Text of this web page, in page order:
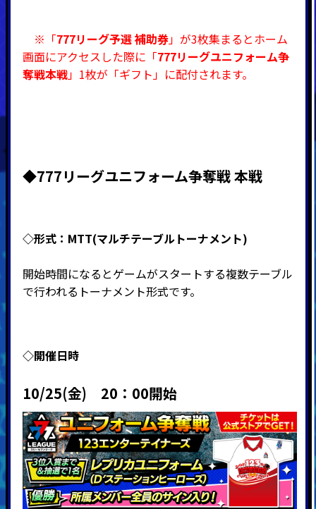
※「777リーグ予選 補助券」が3枚集まるとホーム
画面にアクセスした際に「777リーグユニフォーム争
奪戦本戦」1枚が「ギフト」に配付されます。
◆777リーグユニフォーム争奪戦本戦
◇形式：MTT(マルチテーブルトーナメント)
開始時間になるとゲームがスタートする複数テーブル
で行われるトーナメント形式です。
◇開催日時
10/25(金) 20：00開始